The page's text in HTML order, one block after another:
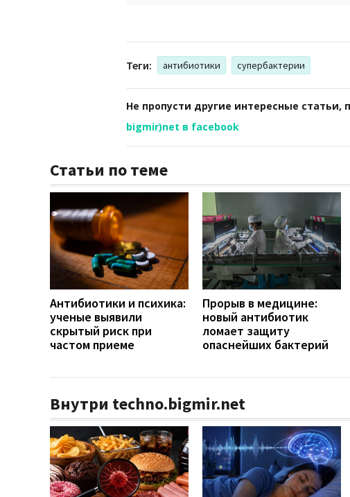
Теги: антибиотики супербактерии
Не пропусти другие интересные статьи,
bigmir)net в facebook
Статьи по теме
Антибиотики и психика:
ученые выявили
скрытый риск при
частом приеме
Прорыв в медицине:
новый антибиотик
ломает защиту
опаснейших бактерий
Внутри techno.bigmir.net